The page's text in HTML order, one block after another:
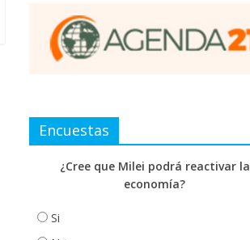
Encuestas
¿Cree que Milei podrá reactivar la
economía?
Si